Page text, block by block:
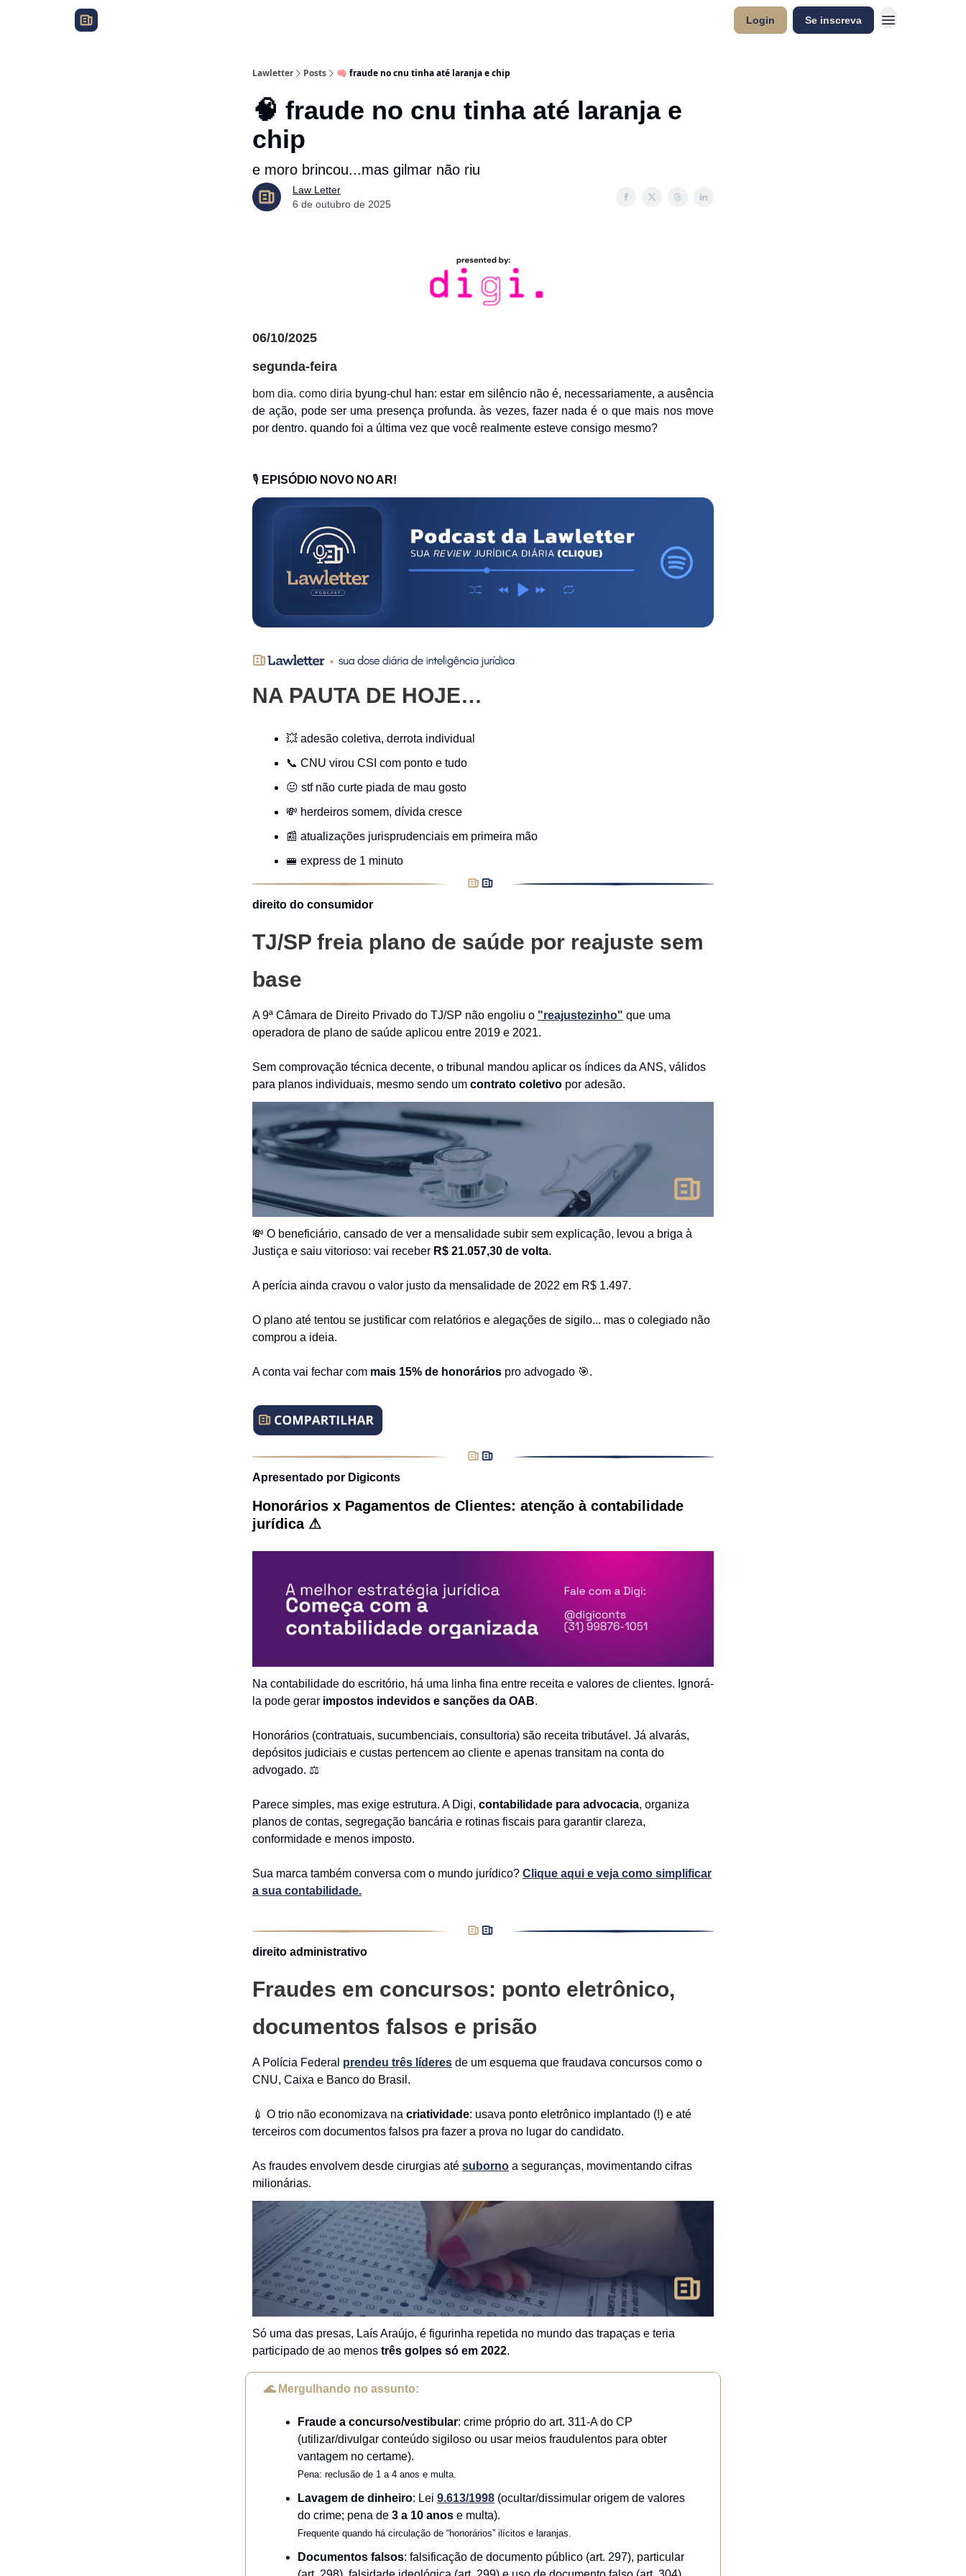
Login Se inscreva
Lawletter Posts 🧠 fraude no cnu tinha até laranja e chip
🧠 fraude no cnu tinha até laranja e
chip
e moro brincou...mas gilmar não riu
Law Letter
6 de outubro de 2025
06/10/2025
segunda-feira
bom dia. como diria byung-chul han: estar em silêncio não é, necessariamente, a ausência
de ação, pode ser uma presença profunda. às vezes, fazer nada é o que mais nos move
por dentro. quando foi a última vez que você realmente esteve consigo mesmo?
🎙️ EPISÓDIO NOVO NO AR!
NA PAUTA DE HOJE…
💥 adesão coletiva, derrota individual
📞 CNU virou CSI com ponto e tudo
😐 stf não curte piada de mau gosto
💸 herdeiros somem, dívida cresce
📰 atualizações jurisprudenciais em primeira mão
🚝 express de 1 minuto
direito do consumidor
TJ/SP freia plano de saúde por reajuste sem
base
A 9ª Câmara de Direito Privado do TJ/SP não engoliu o "reajustezinho" que uma
operadora de plano de saúde aplicou entre 2019 e 2021.
Sem comprovação técnica decente, o tribunal mandou aplicar os índices da ANS, válidos
para planos individuais, mesmo sendo um contrato coletivo por adesão.
💸 O beneficiário, cansado de ver a mensalidade subir sem explicação, levou a briga à
Justiça e saiu vitorioso: vai receber R$ 21.057,30 de volta.
A perícia ainda cravou o valor justo da mensalidade de 2022 em R$ 1.497.
O plano até tentou se justificar com relatórios e alegações de sigilo... mas o colegiado não
comprou a ideia.
A conta vai fechar com mais 15% de honorários pro advogado 🎯.
Apresentado por Digiconts
Honorários x Pagamentos de Clientes: atenção à contabilidade
jurídica ⚠
Na contabilidade do escritório, há uma linha fina entre receita e valores de clientes. Ignorá-
la pode gerar impostos indevidos e sanções da OAB.
Honorários (contratuais, sucumbenciais, consultoria) são receita tributável. Já alvarás,
depósitos judiciais e custas pertencem ao cliente e apenas transitam na conta do
advogado. ⚖
Parece simples, mas exige estrutura. A Digi, contabilidade para advocacia, organiza
planos de contas, segregação bancária e rotinas fiscais para garantir clareza,
conformidade e menos imposto.
Sua marca também conversa com o mundo jurídico? Clique aqui e veja como simplificar
a sua contabilidade.
direito administrativo
Fraudes em concursos: ponto eletrônico,
documentos falsos e prisão
A Polícia Federal prendeu três líderes de um esquema que fraudava concursos como o
CNU, Caixa e Banco do Brasil.
💉 O trio não economizava na criatividade: usava ponto eletrônico implantado (!) e até
terceiros com documentos falsos pra fazer a prova no lugar do candidato.
As fraudes envolvem desde cirurgias até suborno a seguranças, movimentando cifras
milionárias.
Só uma das presas, Laís Araújo, é figurinha repetida no mundo das trapaças e teria
participado de ao menos três golpes só em 2022.
🌊 Mergulhando no assunto:
Fraude a concurso/vestibular: crime próprio do art. 311-A do CP
(utilizar/divulgar conteúdo sigiloso ou usar meios fraudulentos para obter
vantagem no certame).
Pena: reclusão de 1 a 4 anos e multa.
Lavagem de dinheiro: Lei 9.613/1998 (ocultar/dissimular origem de valores
do crime; pena de 3 a 10 anos e multa).
Frequente quando há circulação de “honorários” ilícitos e laranjas.
Documentos falsos: falsificação de documento público (art. 297), particular